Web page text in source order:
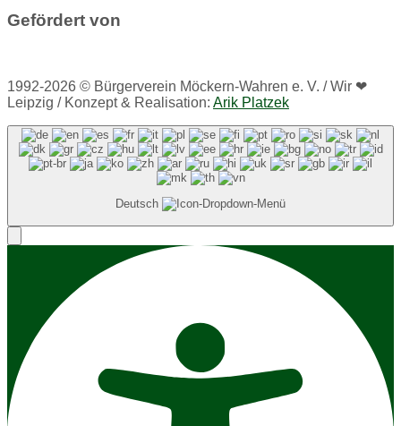
Gefördert von
1992-2026 © Bürgerverein Möckern-Wahren e. V. / Wir ❤
Leipzig / Konzept & Realisation: Arik Platzek
Deutsch